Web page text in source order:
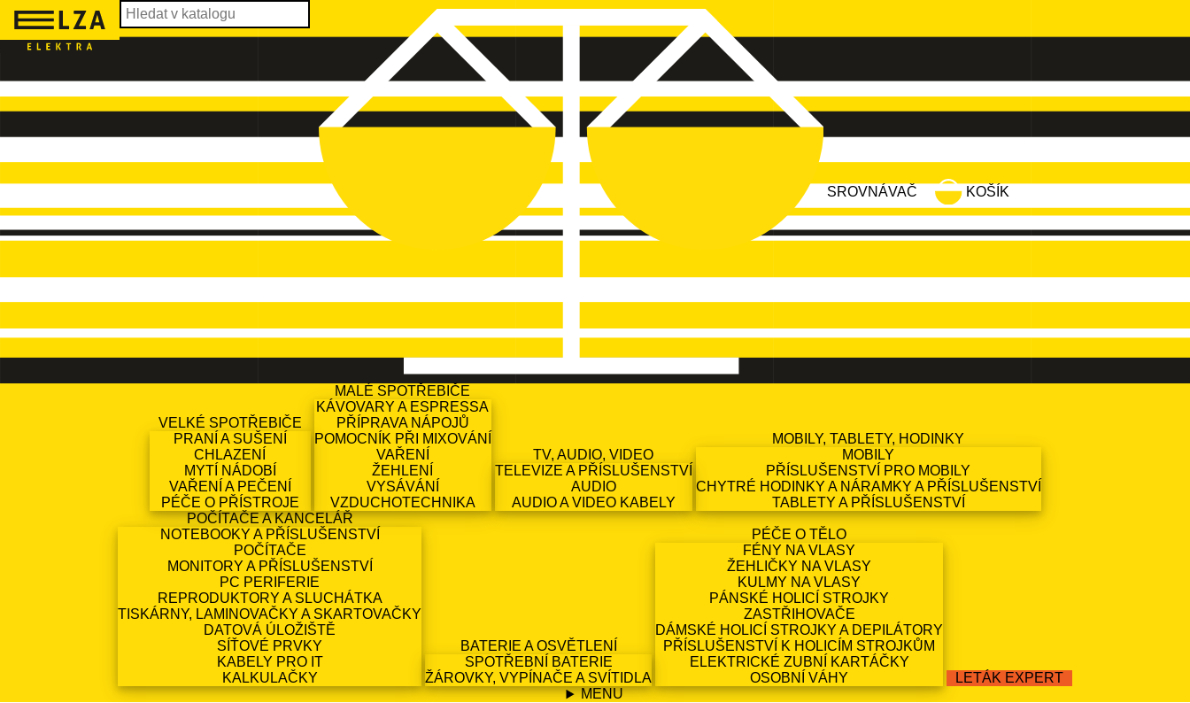
SROVNÁVAČ KOŠÍK
VELKÉ SPOTŘEBIČE
PRANÍ A SUŠENÍ
CHLAZENÍ
MYTÍ NÁDOBÍ
VAŘENÍ A PEČENÍ
PÉČE O PŘÍSTROJE
MALÉ SPOTŘEBIČE
KÁVOVARY A ESPRESSA
PŘÍPRAVA NÁPOJŮ
POMOCNÍK PŘI MIXOVÁNÍ
VAŘENÍ
ŽEHLENÍ
VYSÁVÁNÍ
VZDUCHOTECHNIKA
TV, AUDIO, VIDEO
TELEVIZE A PŘÍSLUŠENSTVÍ
AUDIO
AUDIO A VIDEO KABELY
MOBILY, TABLETY, HODINKY
MOBILY
PŘÍSLUŠENSTVÍ PRO MOBILY
CHYTRÉ HODINKY A NÁRAMKY A PŘÍSLUŠENSTVÍ
TABLETY A PŘÍSLUŠENSTVÍ
POČÍTAČE A KANCELÁŘ
NOTEBOOKY A PŘÍSLUŠENSTVÍ
POČÍTAČE
MONITORY A PŘÍSLUŠENSTVÍ
PC PERIFERIE
REPRODUKTORY A SLUCHÁTKA
TISKÁRNY, LAMINOVAČKY A SKARTOVAČKY
DATOVÁ ÚLOŽIŠTĚ
SÍŤOVÉ PRVKY
KABELY PRO IT
KALKULAČKY
BATERIE A OSVĚTLENÍ
SPOTŘEBNÍ BATERIE
ŽÁROVKY, VYPÍNAČE A SVÍTIDLA
PÉČE O TĚLO
FÉNY NA VLASY
ŽEHLIČKY NA VLASY
KULMY NA VLASY
PÁNSKÉ HOLICÍ STROJKY
ZASTŘIHOVAČE
DÁMSKÉ HOLICÍ STROJKY A DEPILÁTORY
PŘÍSLUŠENSTVÍ K HOLICÍM STROJKŮM
ELEKTRICKÉ ZUBNÍ KARTÁČKY
OSOBNÍ VÁHY
LETÁK EXPERT
MENU